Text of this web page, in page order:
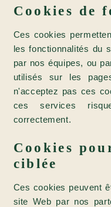
Cookies de
Ces cookies
les fonctionnalités du
par nos équipes, ou
utilisés sur les
n'acceptez pas ces
ces services
correctement.
Cookies
ciblée
Ces cookies peuvent
site Web par nos